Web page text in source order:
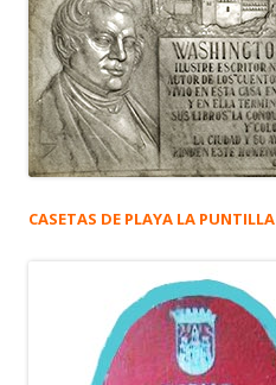
CASETAS DE PLAYA LA PUNTILLA